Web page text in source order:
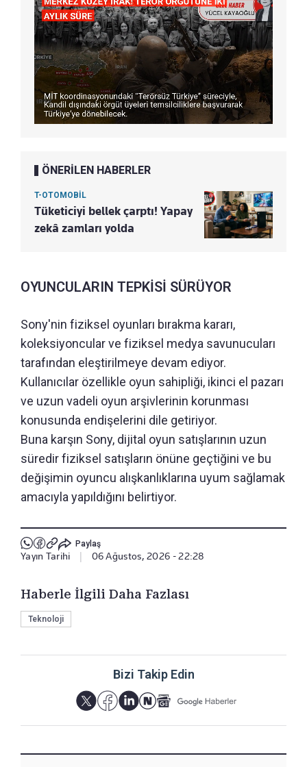
ÖNERİLEN HABERLER
T-OTOMOBİL
Tüketiciyi bellek çarptı! Yapay
zekâ zamları yolda
OYUNCULARIN TEPKİSİ SÜRÜYOR
Sony'nin fiziksel oyunları bırakma kararı,
koleksiyoncular ve fiziksel medya savunucuları
tarafından eleştirilmeye devam ediyor.
Kullanıcılar özellikle oyun sahipliği, ikinci el pazarı
ve uzun vadeli oyun arşivlerinin korunması
konusunda endişelerini dile getiriyor.
Buna karşın Sony, dijital oyun satışlarının uzun
süredir fiziksel satışların önüne geçtiğini ve bu
değişimin oyuncu alışkanlıklarına uyum sağlamak
amacıyla yapıldığını belirtiyor.
Paylaş
Yayın Tarihi 06 Ağustos, 2026 - 22:28
Haberle İlgili Daha Fazlası
Teknoloji
Bizi Takip Edin